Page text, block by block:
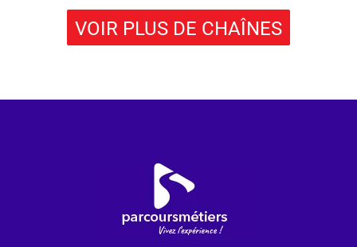
VOIR PLUS DE CHAÎNES